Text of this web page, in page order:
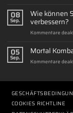
08
Sep.
Wie können
verbessern?
Kommentare
05
Sep.
Mortal
Kommentare
COOKIES RICHTLINE